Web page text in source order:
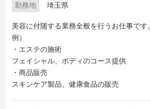
勤務地 埼玉県
美容に付随する業務全般を行うお仕事です。
例）
・エステの施術
フェイシャル、ボディのコース提供
・商品販売
スキンケア製品、健康食品の販売